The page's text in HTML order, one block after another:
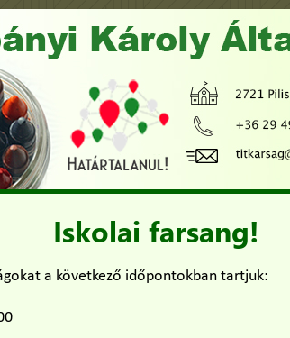
Iskolai farsang!
a következő időpontokban tartjuk: